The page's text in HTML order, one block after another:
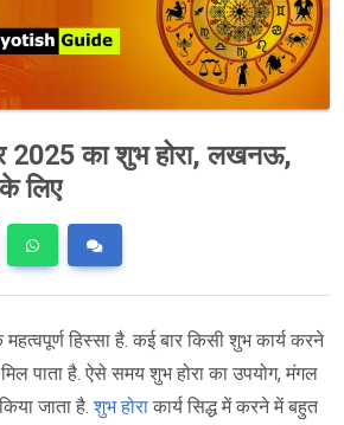
2025 का शुभ होरा, लखनऊ,
लिए
महत्वपूर्ण हिस्सा है. कई बार किसी शुभ कार्य करने
पाता है. ऐसे समय शुभ होरा का उपयोग, मंगल
जाता है.शुभ होरा कार्य सिद्ध में करने में बहुत